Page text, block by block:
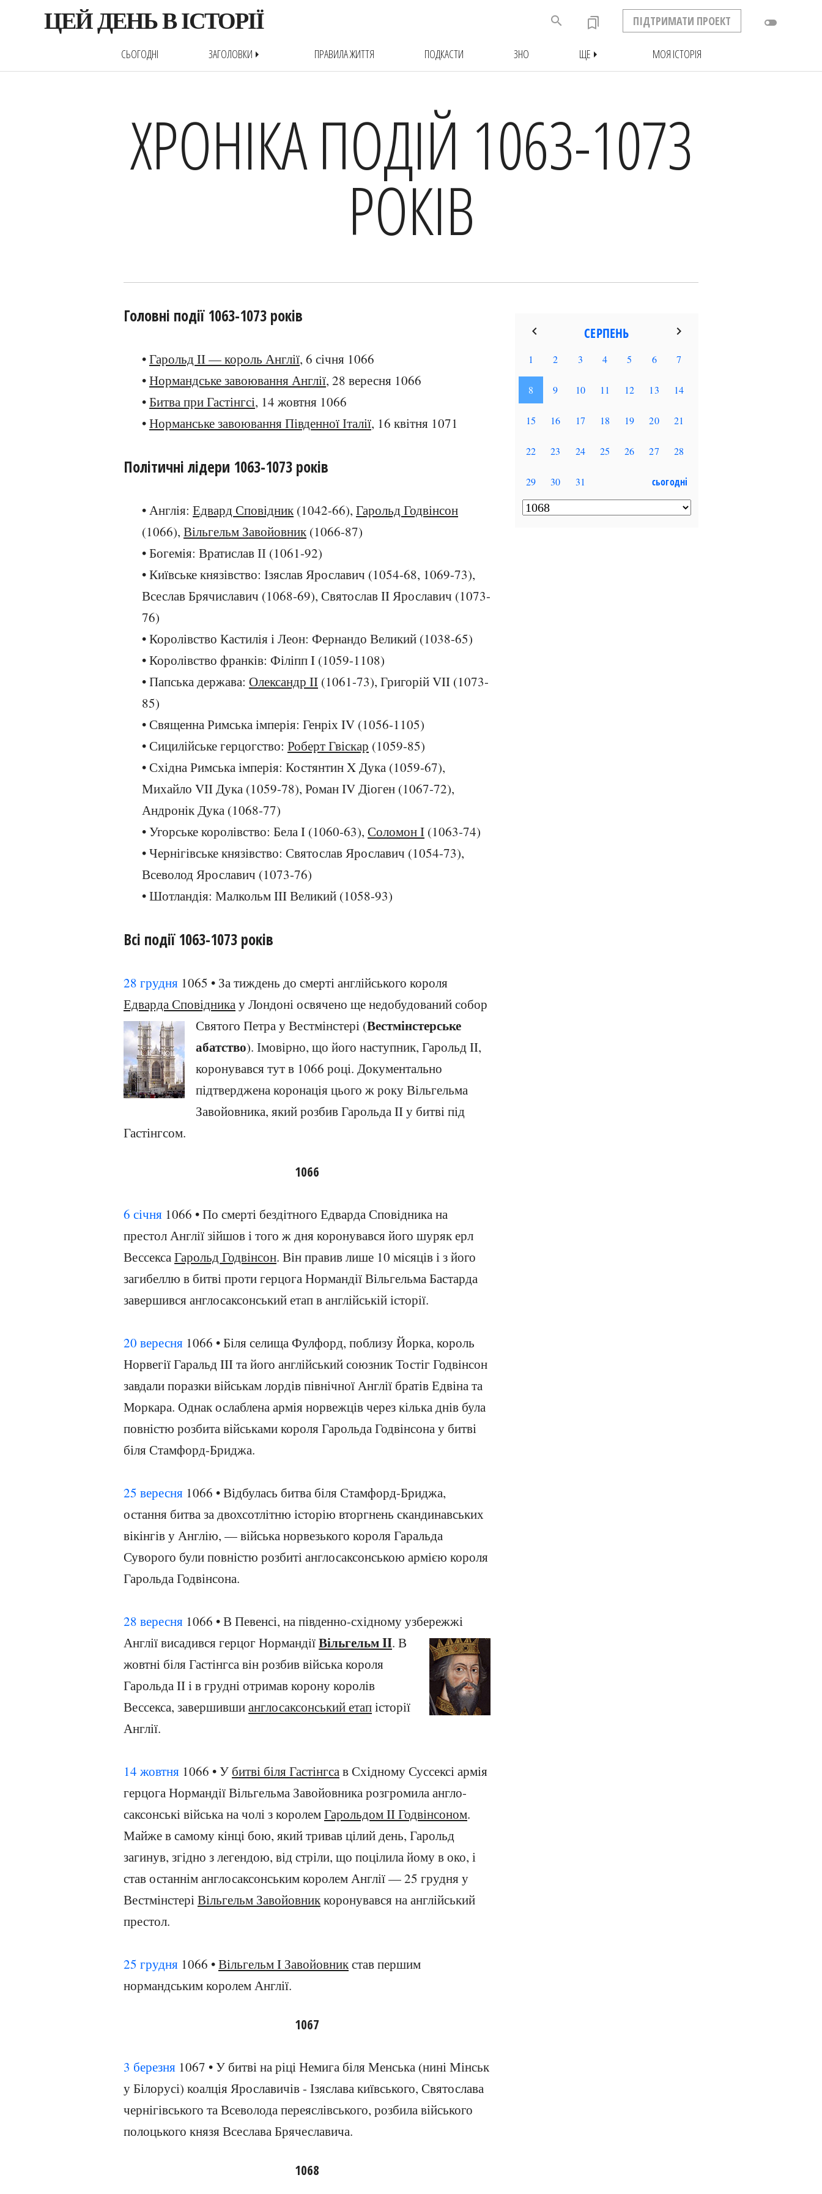
ЦЕЙ ДЕНЬ В ІСТОРІЇ toggle_off
ПІДТРИМАТИ ПРОЕКТ
bookmarks
search
СЬОГОДНІ ЗАГОЛОВКИarrow_right ПРАВИЛА ЖИТТЯ ПОДКАСТИ ЗНО ЩЕarrow_right МОЯ ІСТОРІЯ
ХРОНІКА ПОДІЙ 1063-1073
РОКІВ
Головні події 1063-1073 років
•Гарольд II — король Англії, 6 січня 1066
•Нормандське завоювання Англії, 28 вересня 1066
•Битва при Гастінгсі, 14 жовтня 1066
•Норманське завоювання Південної Італії, 16 квітня 1071
Політичні лідери 1063-1073 років
• Англія: Едвард Сповідник(1042-66), Гарольд Годвінсон
(1066), Вільгельм Завойовник(1066-87)
• Богемія: Вратислав ІІ (1061-92)
• Київське князівство: Ізяслав Ярославич (1054-68, 1069-73),
Всеслав Брячиславич (1068-69), Святослав II Ярославич (1073-
76)
• Королівство Кастилія і Леон: Фернандо Великий (1038-65)
• Королівство франків: Філіпп I (1059-1108)
• Папська держава: Олександр II (1061-73), Григорій VII (1073-
85)
• Священна Римська імперія: Генріх IV (1056-1105)
• Сицилійське герцогство: Роберт Гвіскар (1059-85)
• Східна Римська імперія: Костянтин X Дука (1059-67),
Михайло VII Дука (1059-78), Роман IV Діоген (1067-72),
Андронік Дука (1068-77)
• Угорське королівство: Бела I (1060-63), Соломон I (1063-74)
• Чернігівське князівство: Святослав Ярославич (1054-73),
Всеволод Ярославич (1073-76)
• Шотландія: Малкольм III Великий (1058-93)
Всі події 1063-1073 років
28 грудня 1065 • За тиждень до смерті англійського короля
Едварда Сповідникау Лондоні освячено ще недобудований собор
Святого Петра у Вестмінстері (Вестмінстерське
абатство). Імовірно, що його наступник, Гарольд II,
коронувався тут в 1066 році. Документально
підтверджена коронація цього ж року Вільгельма
Завойовника, який розбив Гарольда II у битві під
Гастінгсом.
1066
6 січня 1066 • По смерті бездітного Едварда Сповідника на
престол Англії зійшов і того ж дня коронувався його шуряк ерл
ВессексаГарольд Годвінсон. Він правив лише 10 місяців і з його
загибеллю в битві проти герцога Нормандії Вільгельма Бастарда
завершився англосаксонський етап в англійській історії.
20 вересня 1066 • Біля селища Фулфорд, поблизу Йорка, король
Норвегії Гаральд III та його англійський союзник Тостіг Годвінсон
завдали поразки військам лордів північної Англії братів Едвіна та
Моркара. Однак ослаблена армія норвежців через кілька днів була
повністю розбита військами короля Гарольда Годвінсона у битві
біля Стамфорд-Бриджа.
25 вересня 1066 • Відбулась битва біля Стамфорд-Бриджа,
остання битва за двохсотлітню історію вторгнень скандинавських
вікінгів у Англію, — війська норвезького короля Гаральда
Суворого були повністю розбиті англосаксонською армією короля
Гарольда Годвінсона.
28 вересня 1066 • В Певенсі, на південно-східному узбережжі
Англії висадився герцог НормандіїВільгельм II. В
жовтні біля Гастінгса він розбив війська короля
Гарольда II і в грудні отримав корону королів
Вессекса, завершившианглосаксонський етапісторії
Англії.
14 жовтня 1066 • У битві біля Гастінгсав Східному Суссексі армія
герцога Нормандії Вільгельма Завойовника розгромила англо-
саксонські війська на чолі з королемГарольдом II Годвінсоном.
Майже в самому кінці бою, який тривав цілий день, Гарольд
загинув, згідно з легендою, від стріли, що поцілила йому в око, і
став останнім англосаксонським королем Англії — 25 грудня у
ВестмінстеріВільгельм Завойовниккоронувався на англійський
престол.
25 грудня 1066 •Вільгельм I Завойовникстав першим
нормандським королем Англії.
1067
3 березня 1067 • У битві на ріці Немига біля Менська (нині Мінськ
у Білорусі) коалція Ярославичів - Ізяслава київського, Святослава
чернігівського та Всеволода переяслівського, розбила війського
полоцького князя Всеслава Брячеславича.
1068